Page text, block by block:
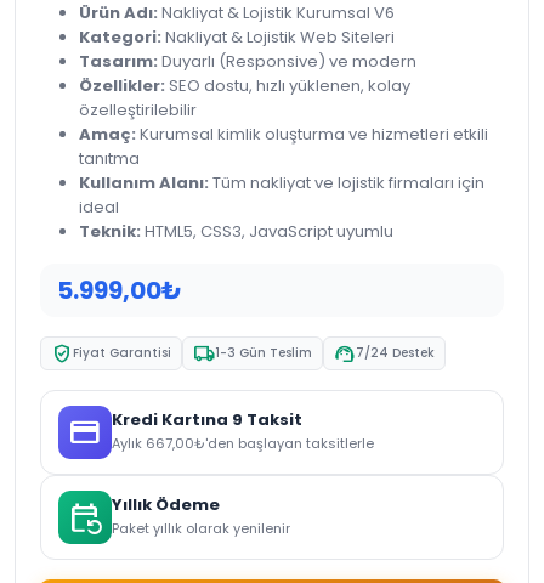
Ürün Adı: Nakliyat & Lojistik Kurumsal V6
Kategori: Nakliyat & Lojistik Web Siteleri
Tasarım: Duyarlı (Responsive) ve modern
Özellikler: SEO dostu, hızlı yüklenen, kolay
özelleştirilebilir
Amaç: Kurumsal kimlik oluşturma ve hizmetleri etkili
tanıtma
Kullanım Alanı: Tüm nakliyat ve lojistik firmaları için
ideal
Teknik: HTML5, CSS3, JavaScript uyumlu
5.999,00₺
verified_user Fiyat Garantisi local_shipping1-3 Gün Teslim support_agent7/24 Destek
credit_card Kredi Kartına 9 Taksit
Aylık 667,00₺'den başlayan taksitlerle
event_repeat Yıllık Ödeme
Paket yıllık olarak yenilenir